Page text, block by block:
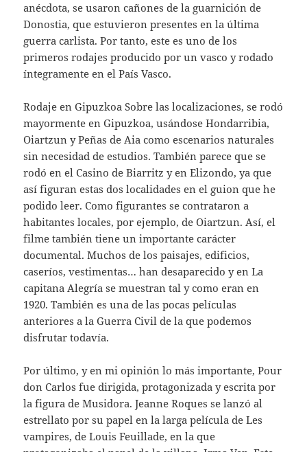
anécdota, se usaron cañones de la guarnición de
Donostia, que estuvieron presentes en la última
guerra carlista. Por tanto, este es uno de los
primeros rodajes producido por un vasco y rodado
íntegramente en el País Vasco.
Rodaje en Gipuzkoa Sobre las localizaciones, se rodó
mayormente en Gipuzkoa, usándose Hondarribia,
Oiartzun y Peñas de Aia como escenarios naturales
sin necesidad de estudios. También parece que se
rodó en el Casino de Biarritz y en Elizondo, ya que
así figuran estas dos localidades en el guion que he
podido leer. Como figurantes se contrataron a
habitantes locales, por ejemplo, de Oiartzun. Así, el
filme también tiene un importante carácter
documental. Muchos de los paisajes, edificios,
caseríos, vestimentas… han desaparecido y en La
capitana Alegría se muestran tal y como eran en
1920. También es una de las pocas películas
anteriores a la Guerra Civil de la que podemos
disfrutar todavía.
Por último, y en mi opinión lo más importante, Pour
don Carlos fue dirigida, protagonizada y escrita por
la figura de Musidora. Jeanne Roques se lanzó al
estrellato por su papel en la larga película de Les
vampires, de Louis Feuillade, en la que